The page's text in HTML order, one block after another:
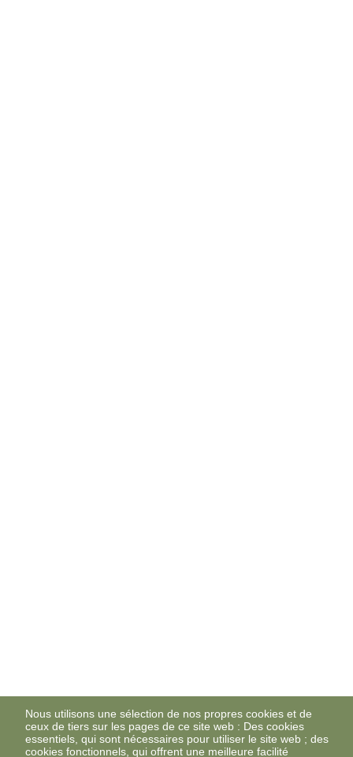
Nous utilisons une sélection de nos propres cookies et de
ceux de tiers sur les pages de ce site web : Des cookies
essentiels, qui sont nécessaires pour utiliser le site web ; des
cookies fonctionnels, qui offrent une meilleure facilité